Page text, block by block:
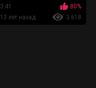
3:41
80%
13 лет назад
3 618